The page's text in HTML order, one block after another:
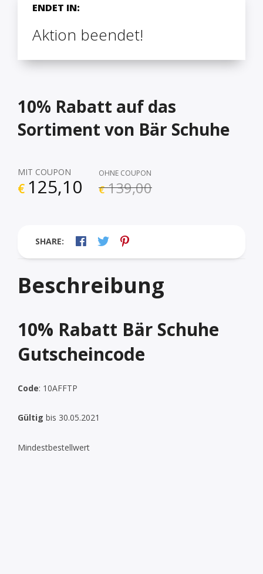
ENDET IN:
Aktion beendet!
10% Rabatt auf das
Sortiment von Bär Schuhe
MIT COUPON
€ 125,10
OHNE COUPON
€ 139,00
SHARE:
Beschreibung
10% Rabatt Bär Schuhe
Gutscheincode
Code: 10AFFTP
Gültig bis 30.05.2021
Mindestbestellwert